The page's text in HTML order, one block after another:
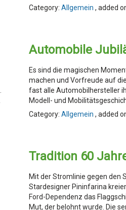
Category: Allgemein , added
Automobile
Es sind die magischen
machen und Vorfreude auf
fast alle Automobilhersteller
Modell- und
Category: Allgemein , added
Tradition 60
Mit der Stromlinie gegen den
Stardesigner Pininfarina
Ford-Dependenz das
Mut, der belohnt wurde. Die